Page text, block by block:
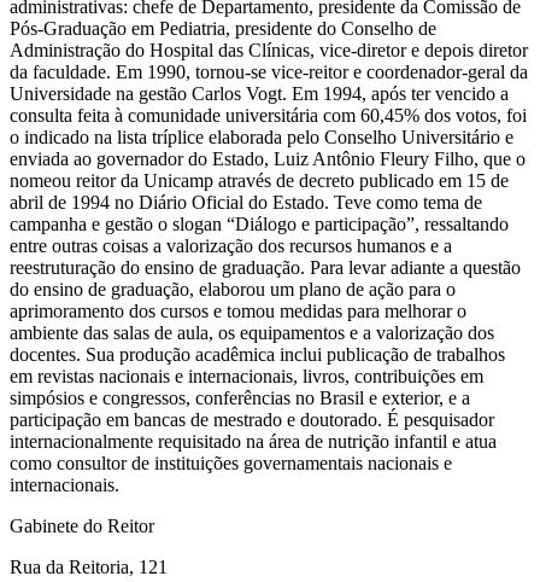
administrativas: chefe de Departamento, presidente da Comissão de
Pós-Graduação em Pediatria, presidente do Conselho de
Administração do Hospital das Clínicas, vice-diretor e depois diretor
da faculdade. Em 1990, tornou-se vice-reitor e coordenador-geral da
Universidade na gestão Carlos Vogt. Em 1994, após ter vencido a
consulta feita à comunidade universitária com 60,45% dos votos, foi
o indicado na lista tríplice elaborada pelo Conselho Universitário e
enviada ao governador do Estado, Luiz Antônio Fleury Filho, que o
nomeou reitor da Unicamp através de decreto publicado em 15 de
abril de 1994 no Diário Oficial do Estado. Teve como tema de
campanha e gestão o slogan “Diálogo e participação”, ressaltando
entre outras coisas a valorização dos recursos humanos e a
reestruturação do ensino de graduação. Para levar adiante a questão
do ensino de graduação, elaborou um plano de ação para o
aprimoramento dos cursos e tomou medidas para melhorar o
ambiente das salas de aula, os equipamentos e a valorização dos
docentes. Sua produção acadêmica inclui publicação de trabalhos
em revistas nacionais e internacionais, livros, contribuições em
simpósios e congressos, conferências no Brasil e exterior, e a
participação em bancas de mestrado e doutorado. É pesquisador
internacionalmente requisitado na área de nutrição infantil e atua
como consultor de instituições governamentais nacionais e
internacionais.
Gabinete do Reitor
Rua da Reitoria, 121